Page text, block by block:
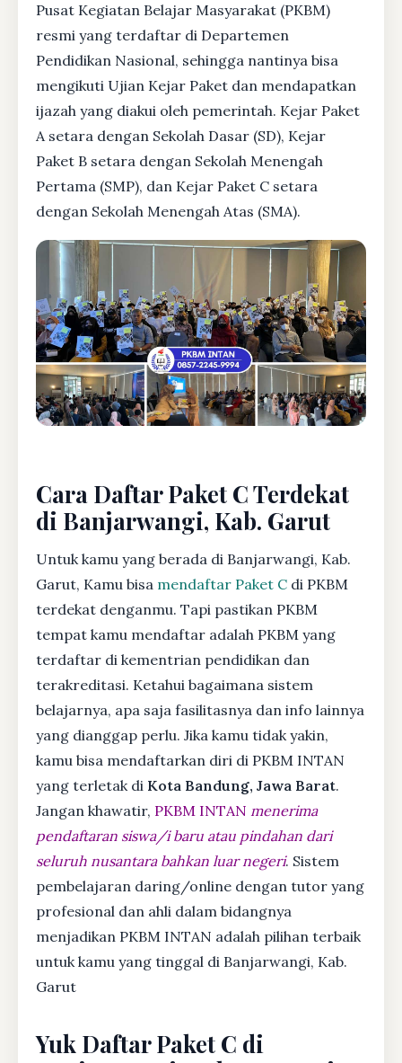
Pusat Kegiatan Belajar Masyarakat (PKBM)
resmi yang terdaftar di Departemen
Pendidikan Nasional, sehingga nantinya bisa
mengikuti Ujian Kejar Paket dan mendapatkan
ijazah yang diakui oleh pemerintah. Kejar Paket
A setara dengan Sekolah Dasar (SD), Kejar
Paket B setara dengan Sekolah Menengah
Pertama (SMP), dan Kejar Paket C setara
dengan Sekolah Menengah Atas (SMA).
Cara Daftar Paket C Terdekat
di Banjarwangi, Kab. Garut
Untuk kamu yang berada di Banjarwangi, Kab.
Garut, Kamu bisa mendaftar Paket C di PKBM
terdekat denganmu. Tapi pastikan PKBM
tempat kamu mendaftar adalah PKBM yang
terdaftar di kementrian pendidikan dan
terakreditasi. Ketahui bagaimana sistem
belajarnya, apa saja fasilitasnya dan info lainnya
yang dianggap perlu. Jika kamu tidak yakin,
kamu bisa mendaftarkan diri di PKBM INTAN
yang terletak di Kota Bandung, Jawa Barat.
Jangan khawatir, PKBM INTAN menerima
pendaftaran siswa/i baru atau pindahan dari
seluruh nusantara bahkan luar negeri. Sistem
pembelajaran daring/online dengan tutor yang
profesional dan ahli dalam bidangnya
menjadikan PKBM INTAN adalah pilihan terbaik
untuk kamu yang tinggal di Banjarwangi, Kab.
Garut
Yuk Daftar Paket C di